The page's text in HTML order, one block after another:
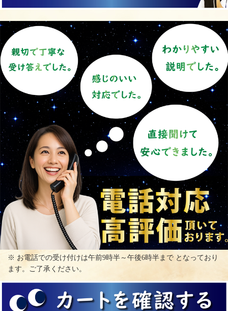
※ お電話での受け付けは午前9時半～午後6時半まで となっており
ます。ご了承ください。